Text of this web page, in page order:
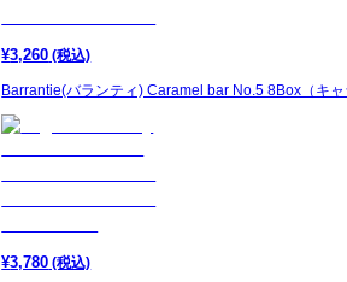
¥3,260 (税込)
Barrantie(バランティ) Caramel bar No.5 8Box（キ
¥3,780 (税込)